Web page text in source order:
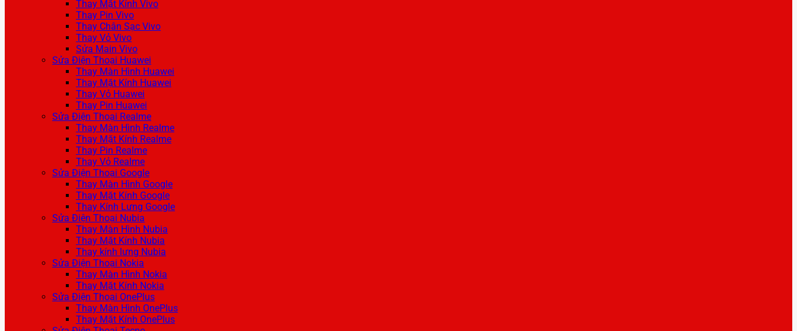
Thay Mặt Kính Vivo
Thay Pin Vivo
Thay Chân Sạc Vivo
Thay Vỏ Vivo
Sửa Main Vivo
Sửa Điện Thoại Huawei
Thay Màn Hình Huawei
Thay Mặt Kính Huawei
Thay Vỏ Huawei
Thay Pin Huawei
Sửa Điện Thoại Realme
Thay Màn Hình Realme
Thay Mặt Kính Realme
Thay Pin Realme
Thay Vỏ Realme
Sửa Điện Thoại Google
Thay Màn Hình Google
Thay Mặt Kính Google
Thay Kính Lưng Google
Sửa Điện Thoại Nubia
Thay Màn Hình Nubia
Thay Mặt Kính Nubia
Thay kính lưng Nubia
Sửa Điện Thoại Nokia
Thay Màn Hình Nokia
Thay Mặt Kính Nokia
Sửa Điện Thoại OnePlus
Thay Màn Hình OnePlus
Thay Mặt Kính OnePlus